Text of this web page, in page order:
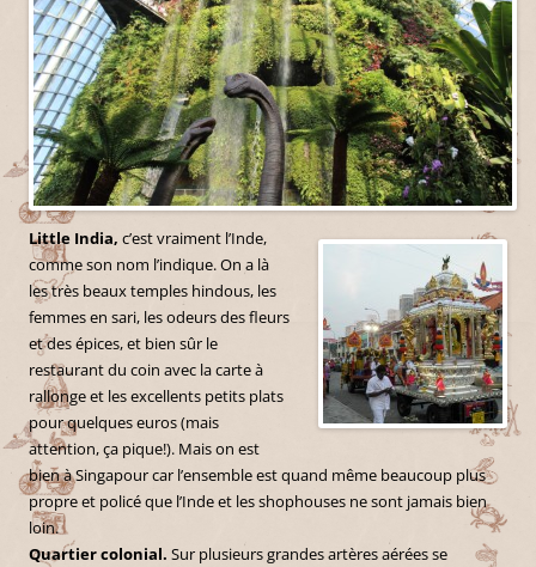
Little India, c’est vraiment l’Inde,
comme son nom l’indique. On a là
les très beaux temples hindous, les
femmes en sari, les odeurs des fleurs
et des épices, et bien sûr le
restaurant du coin avec la carte à
rallonge et les excellents petits plats
pour quelques euros (mais
attention, ça pique!). Mais on est
bien à Singapour car l’ensemble est quand même beaucoup plus
propre et policé que l’Inde et les shophouses ne sont jamais bien
loin.
Quartier colonial. Sur plusieurs grandes artères aérées se